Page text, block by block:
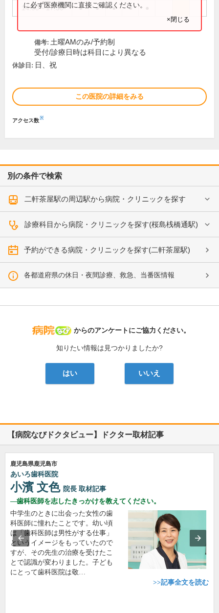
14:00～17:30 ● ● ● ●
に必ず医療機関に直接ご確認ください。
×閉じる
備考: 土曜AMのみ/予約制
受付/診療日時は科目により異なる
休診日: 日、祝
この医院の詳細をみる
アクセス数※
別の条件で検索
二軒茶屋駅の周辺駅から病院・クリニックを探す
診療科目から病院・クリニックを探す(桜島桟橋通駅)
予約ができる病院・クリニックを探す(二軒茶屋駅)
各都道府県の休日・夜間診療、救急、当番医情報
病院なび
からのアンケートにご協力ください。
知りたい情報は見つかりましたか?
はい いいえ
【病院なびドクタビュー】ドクター取材記事
鹿児島県鹿児島市
あいろ歯科医院
小濱 文色 院長 取材記事
歯科医師を志したきっかけを教えてください。
中学生のときに出会った女性の歯
科医師に憧れたことです。幼い頃
は「歯科医師は男性がする仕事」
というイメージをもっていたので
すが、その先生の治療を受けたこ
とで認識が変わりました。子ども
にとって歯科医院は敬…
>>記事全文を読む